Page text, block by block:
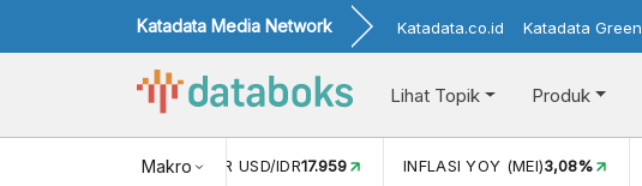
Katadata Media Network Katadata.co.id Katadata Green
Lihat Topik Produk
Makro
NILAI TUKAR USD/IDR17.959 INFLASI YOY (MEI)3,08%